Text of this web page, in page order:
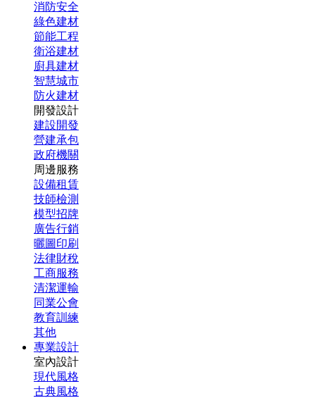
消防安全
綠色建材
節能工程
衛浴建材
廚具建材
智慧城市
防火建材
開發設計
建設開發
營建承包
政府機關
周邊服務
設備租賃
技師檢測
模型招牌
廣告行銷
曬圖印刷
法律財稅
工商服務
清潔運輸
同業公會
教育訓練
其他
專業設計
室內設計
現代風格
古典風格